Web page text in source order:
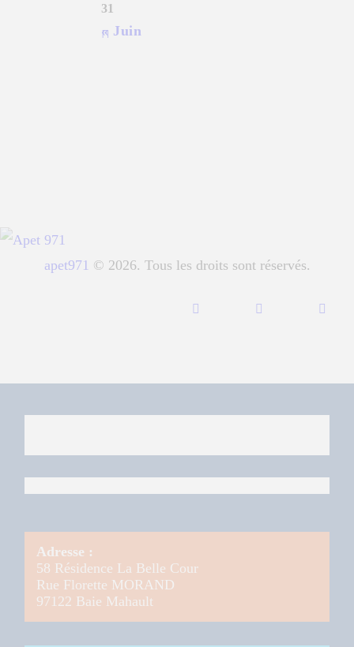
31
« Juin
apet971 © 2026. Tous les droits sont réservés.
Adresse :
58 Résidence La Belle Cour
Rue Florette MORAND
97122 Baie Mahault